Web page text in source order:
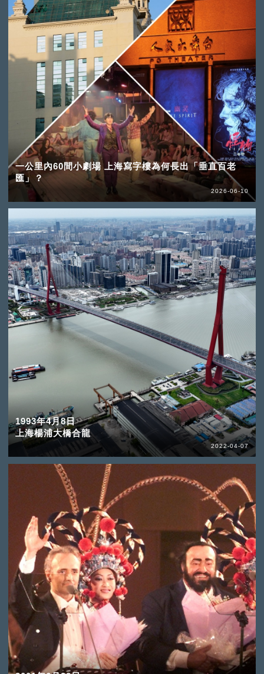
一公里內60間小劇場 上海寫字樓為何長出「垂直百老
匯」？
2026-06-10
1993年4月8日
上海楊浦大橋合龍
2022-04-07